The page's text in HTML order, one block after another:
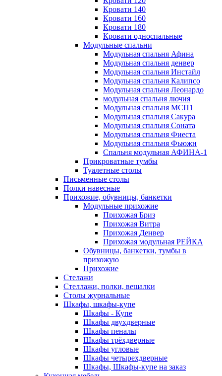
Кровати 140
Кровати 160
Кровати 180
Кровати односпальные
Модульные спальни
Модульная спальня Афина
Модульная спальня денвер
Модульная спальня Инстайл
Модульная спальня Калипсо
Модульная спальня Леонардо
модульная спальня лючия
Модульная спальня МСП1
Модульная спальня Сакура
Модульная спальня Соната
Модульная спальня Фиеста
Модульная спальня Фьюжн
Спальня модульная АФИНА-1
Прикроватные тумбы
Туалетные столы
Письменные столы
Полки навесные
Прихожие, обувницы, банкетки
Модульные прихожие
Прихожая Бриз
Прихожая Витра
Прихожая Денвер
Прихожая модульная РЕЙКА
Обувницы, банкетки, тумбы в
прихожую
Прихожие
Стелажи
Стеллажи, полки, вешалки
Столы журнальные
Шкафы, шкафы-купе
Шкафы - Купе
Шкафы двухдверные
Шкафы пеналы
Шкафы трёхдверные
Шкафы угловые
Шкафы четырехдверные
Шкафы, Шкафы-купе на заказ